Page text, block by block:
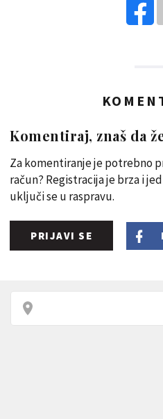
Komentiraj, znaš da
Za komentiranje je potrebno
račun? Registracija je brza i
uključi se u raspravu.
PRIJAVI SE